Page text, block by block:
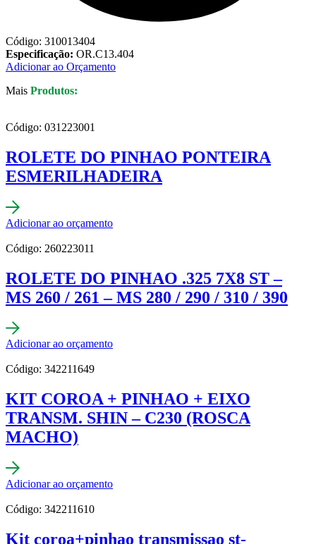
Código: 310013404
Especificação: OR.C13.404
Adicionar ao Orçamento
Mais Produtos:
Código: 031223001
ROLETE DO PINHAO PONTEIRA
ESMERILHADEIRA
Adicionar ao orçamento
Código: 260223011
ROLETE DO PINHAO .325 7X8 ST –
MS 260 / 261 – MS 280 / 290 / 310 / 390
Adicionar ao orçamento
Código: 342211649
KIT COROA + PINHAO + EIXO
TRANSM. SHIN – C230 (ROSCA
MACHO)
Adicionar ao orçamento
Código: 342211610
Kit coroa+pinhao transmissao st-